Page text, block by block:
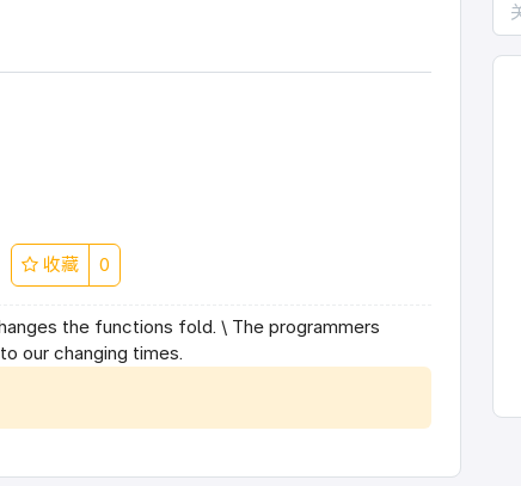
收藏 0
the functions fold. \ The programmers
our changing times.